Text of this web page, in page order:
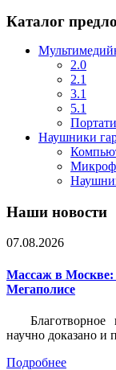
Каталог
2.0
2.1
3.1
5.1
Наушники
Наши новости
07.08.2026
Массаж в Москве:
Мегаполисе
научно доказано и
Подробнее